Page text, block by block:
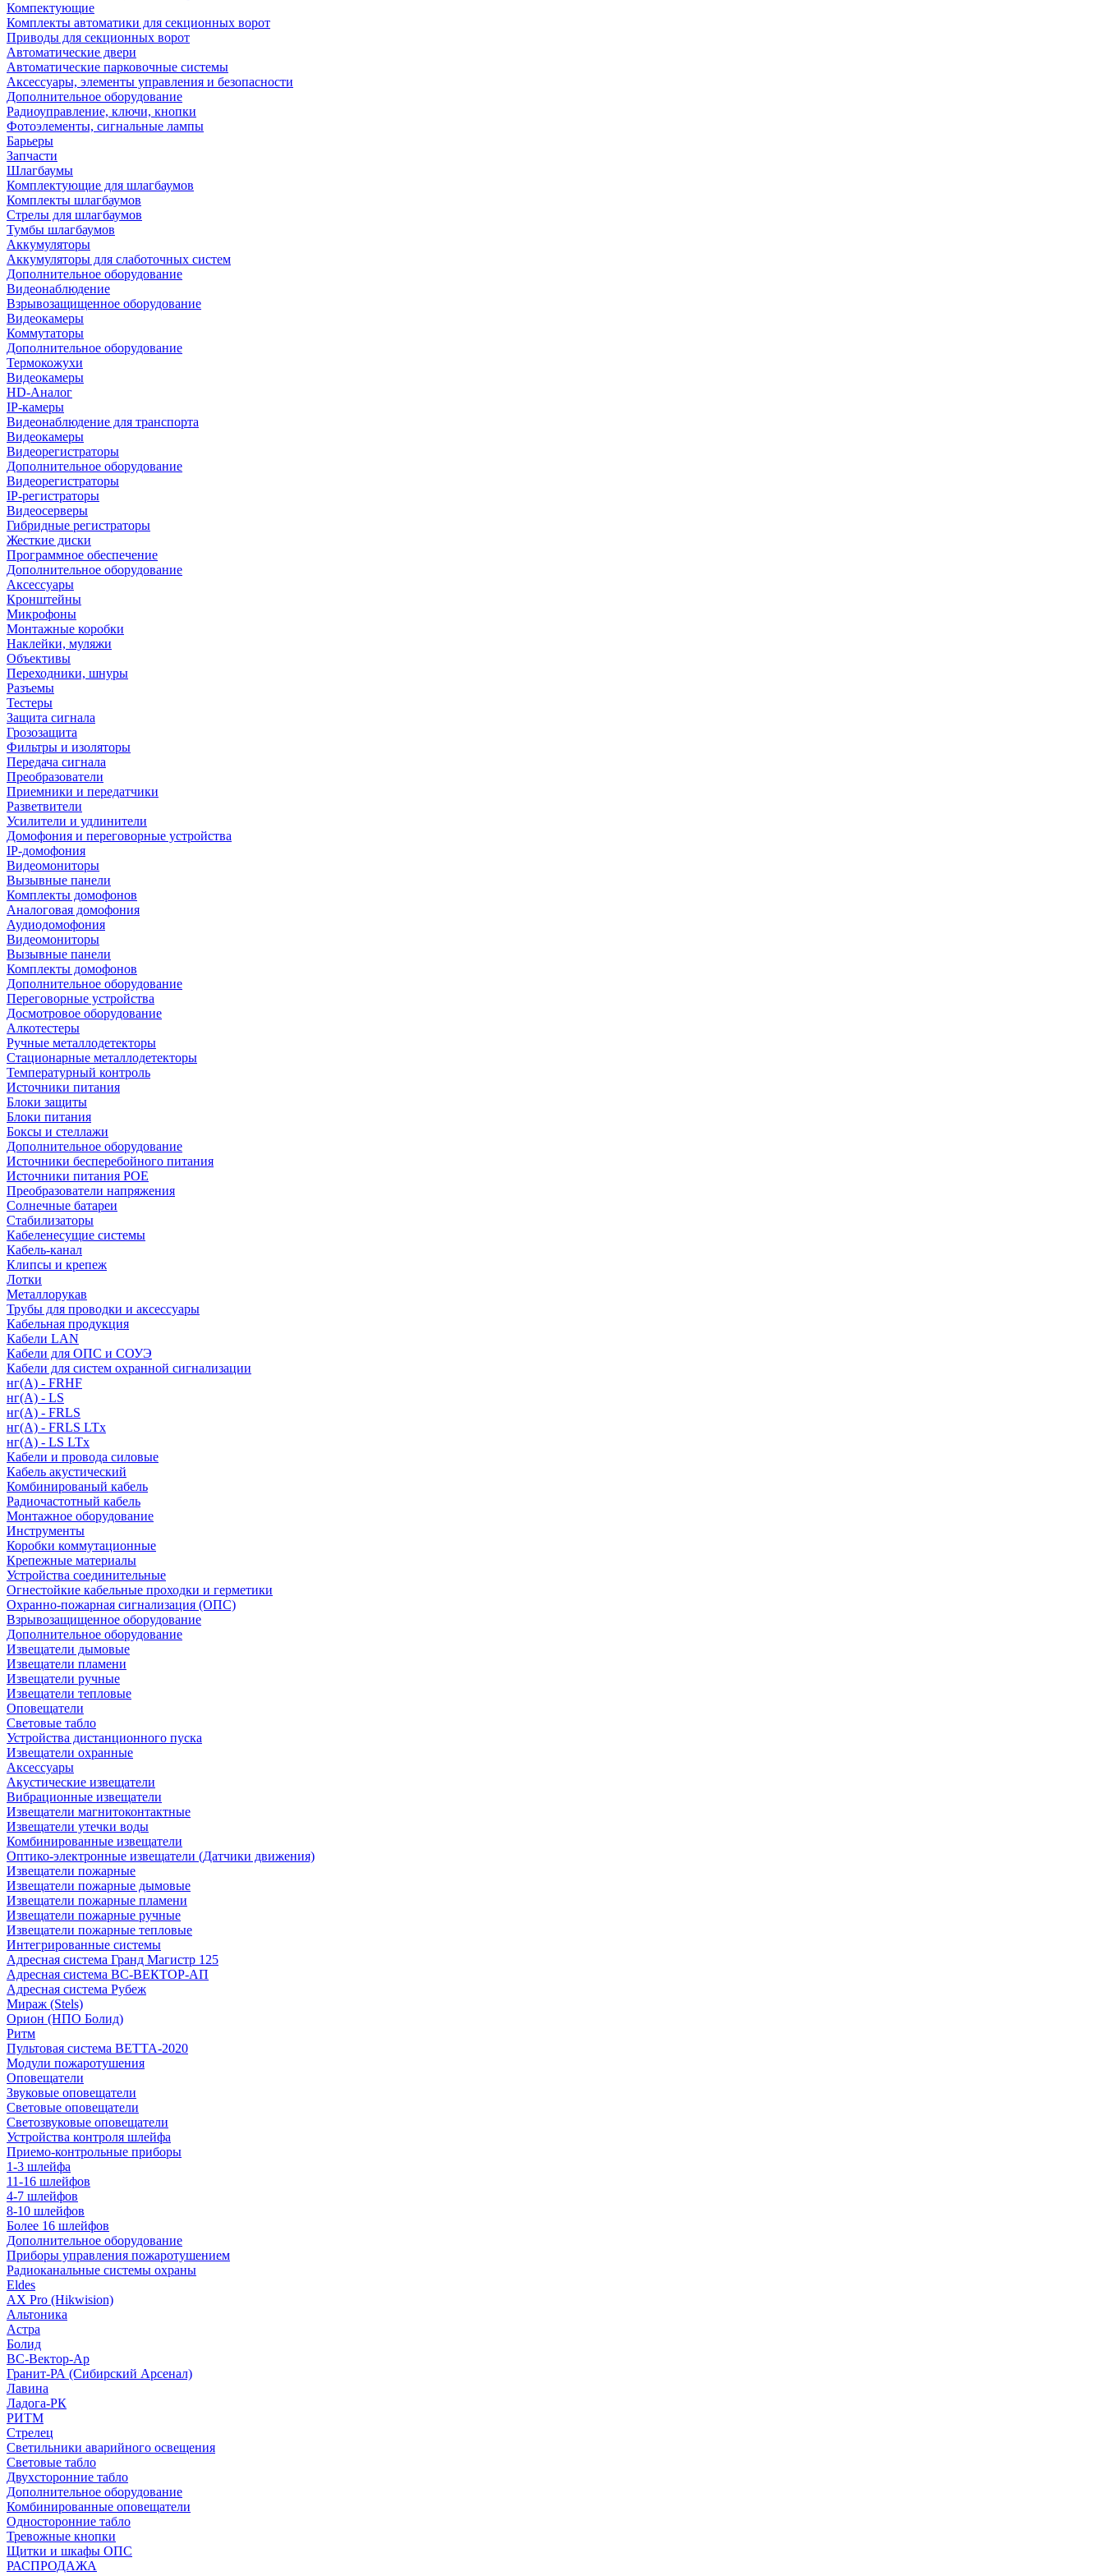
Компектующие
Комплекты автоматики для секционных ворот
Приводы для секционных ворот
Автоматические двери
Автоматические парковочные системы
Аксессуары, элементы управления и безопасности
Дополнительное оборудование
Радиоуправление, ключи, кнопки
Фотоэлементы, сигнальные лампы
Барьеры
Запчасти
Шлагбаумы
Комплектующие для шлагбаумов
Комплекты шлагбаумов
Стрелы для шлагбаумов
Тумбы шлагбаумов
Аккумуляторы
Аккумуляторы для слаботочных систем
Дополнительное оборудование
Видеонаблюдение
Взрывозащищенное оборудование
Видеокамеры
Коммутаторы
Дополнительное оборудование
Термокожухи
Видеокамеры
HD-Аналог
IP-камеры
Видеонаблюдение для транспорта
Видеокамеры
Видеорегистраторы
Дополнительное оборудование
Видеорегистраторы
IP-регистраторы
Видеосерверы
Гибридные регистраторы
Жесткие диски
Программное обеспечение
Дополнительное оборудование
Аксессуары
Кронштейны
Микрофоны
Монтажные коробки
Наклейки, муляжи
Объективы
Переходники, шнуры
Разъемы
Тестеры
Защита сигнала
Грозозащита
Фильтры и изоляторы
Передача сигнала
Преобразователи
Приемники и передатчики
Разветвители
Усилители и удлинители
Домофония и переговорные устройства
IP-домофония
Видеомониторы
Вызывные панели
Комплекты домофонов
Аналоговая домофония
Аудиодомофония
Видеомониторы
Вызывные панели
Комплекты домофонов
Дополнительное оборудование
Переговорные устройства
Досмотровое оборудование
Алкотестеры
Ручные металлодетекторы
Стационарные металлодетекторы
Температурный контроль
Источники питания
Блоки защиты
Блоки питания
Боксы и стеллажи
Дополнительное оборудование
Источники бесперебойного питания
Источники питания POE
Преобразователи напряжения
Солнечные батареи
Стабилизаторы
Кабеленесущие системы
Кабель-канал
Клипсы и крепеж
Лотки
Металлорукав
Трубы для проводки и аксессуары
Кабельная продукция
Кабели LAN
Кабели для ОПС и СОУЭ
Кабели для систем охранной сигнализации
нг(A) - FRHF
нг(A) - LS
нг(А) - FRLS
нг(А) - FRLS LTx
нг(А) - LS LTx
Кабели и провода силовые
Кабель акустический
Комбинированый кабель
Радиочастотный кабель
Монтажное оборудование
Инструменты
Коробки коммутационные
Крепежные материалы
Устройства соединительные
Огнестойкие кабельные проходки и герметики
Охранно-пожарная сигнализация (ОПС)
Взрывозащищенное оборудование
Дополнительное оборудование
Извещатели дымовые
Извещатели пламени
Извещатели ручные
Извещатели тепловые
Оповещатели
Световые табло
Устройства дистанционного пуска
Извещатели охранные
Аксессуары
Акустические извещатели
Вибрационные извещатели
Извещатели магнитоконтактные
Извещатели утечки воды
Комбинированные извещатели
Оптико-электронные извещатели (Датчики движения)
Извещатели пожарные
Извещатели пожарные дымовые
Извещатели пожарные пламени
Извещатели пожарные ручные
Извещатели пожарные тепловые
Интегрированные системы
Адресная система Гранд Магистр 125
Адресная система ВС-ВЕКТОР-АП
Адресная система Рубеж
Мираж (Stels)
Орион (НПО Болид)
Ритм
Пультовая система ВЕТТА-2020
Модули пожаротушения
Оповещатели
Звуковые оповещатели
Световые оповещатели
Светозвуковые оповещатели
Устройства контроля шлейфа
Приемо-контрольные приборы
1-3 шлейфа
11-16 шлейфов
4-7 шлейфов
8-10 шлейфов
Более 16 шлейфов
Дополнительное оборудование
Приборы управления пожаротушением
Радиоканальные системы охраны
Eldes
AX Pro (Hikwision)
Альтоника
Астра
Болид
ВС-Вектор-Ар
Гранит-РА (Сибирский Арсенал)
Лавина
Ладога-РК
РИТМ
Стрелец
Светильники аварийного освещения
Световые табло
Двухсторонние табло
Дополнительное оборудование
Комбинированные оповещатели
Односторонние табло
Тревожные кнопки
Щитки и шкафы ОПС
РАСПРОДАЖА